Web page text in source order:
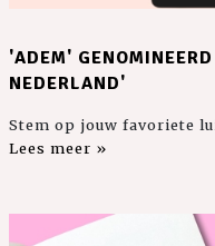
'ADEM'
NEDERLAND'
Stem op jouw favoriete
Lees meer »